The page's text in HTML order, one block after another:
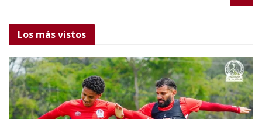
Los más vistos